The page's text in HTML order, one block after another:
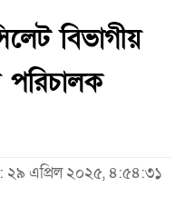
বিভাগীয়
পরিচালক
: ২৯ এপ্রিল ২০২৫, ৪:৫৪:৩১